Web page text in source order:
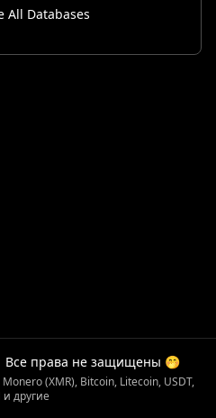
All Databases
Все права не защищены 🤭
(XMR), Bitcoin, Litecoin, USDT,
и другие